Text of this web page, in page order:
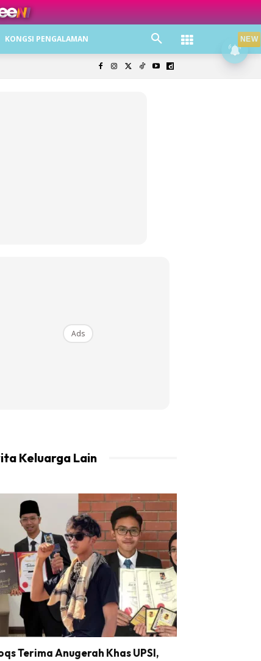
KONGSI PENGALAMAN
Ads
Keluarga Lain
Terima Anugerah Khas UPSI,
NEW